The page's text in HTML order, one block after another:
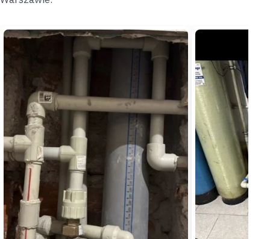
Karczew kotłownia
„Przy każdym grzaniu z połączenia starego bojlera
w kotłowni sączyła się woda.”
Zakręciliśmy zawór i podłączyliśmy nowy bojler przez
szczelny śrubunek,
dopływ wody odcięliśmy zaraz po
przyjeździe.
Podłączone Zawór odcięty od razu
Celestynów dom jednorodzinny
„Pompa przy hydroforze pracowała bez przerwy,
bo zawór zaciął się w pozycji otwartej.”
Wymieniliśmy zacięty zawór zwrotny i wyregulowaliśmy
ciśnienie startowe,
awarię opanowaliśmy w niecałą
godzinę.